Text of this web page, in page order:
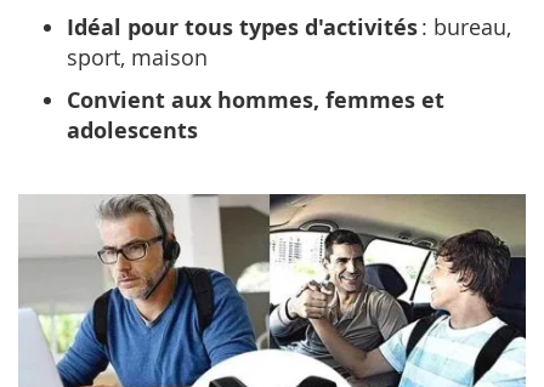
Idéal pour tous types d'activités: bureau,
sport, maison
Convient aux hommes, femmes et
adolescents